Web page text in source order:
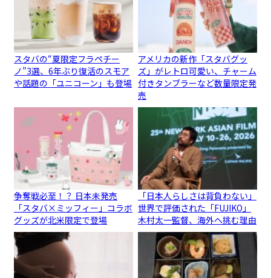
スタバの“夏限定フラペチー
ノ”3選、6年ぶり復活のスモア
や話題の「ユニコーン」も登場
アメリカの新作「スタバグッ
ズ」がレトロ可愛い、チャーム
付きタンブラーなど数量限定発
売
争奪戦必至！？ 日本未発売
「スタバ×ミッフィー」コラボ
グッズが北米限定で登場
「日本人らしさは背負わない」
世界で評価された「FUJIKO」
木村太一監督、海外へ挑む理由